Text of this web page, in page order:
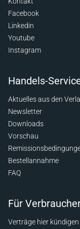
Facebook
Linkedin
Youtube
Instagram
Handels-
Aktuelles aus den
Newsletter
Downloads
Vorschau
Bestellannahme
FAQ
Für
Verträge hier kündigen